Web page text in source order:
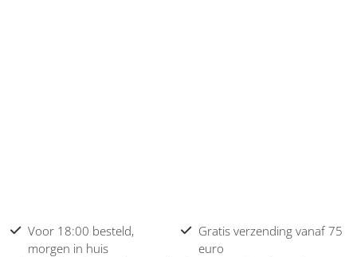
Voor 18:00 besteld,
morgen in huis
Gratis verzending vanaf 75
euro